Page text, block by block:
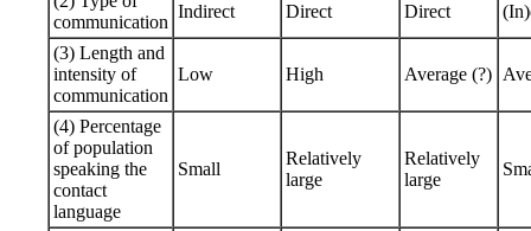
communication
Indirect Direct Direct
(3) Length and
intensity of
communication
Low High Average (?)
(4) Percentage
of population
speaking the
contact
language
Small
Relatively
large
Relatively
large